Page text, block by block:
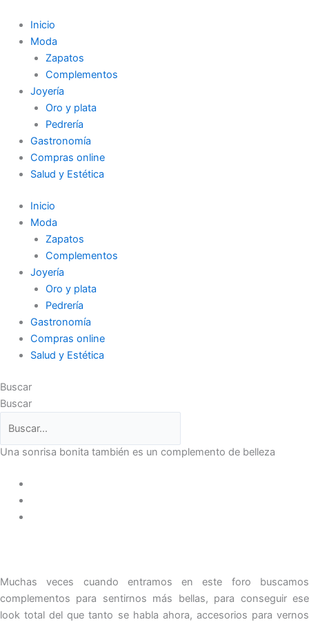
contenido
Inicio
Moda
Zapatos
Complementos
Joyería
Oro y plata
Pedrería
Gastronomía
Compras online
Salud y Estética
Inicio
Moda
Zapatos
Complementos
Joyería
Oro y plata
Pedrería
Gastronomía
Compras online
Salud y Estética
Buscar
Buscar
Una sonrisa bonita también es un complemento de belleza
Muchas veces cuando entramos en este foro buscamos
complementos para sentirnos más bellas, para conseguir ese
look total del que tanto se habla ahora, accesorios para vernos